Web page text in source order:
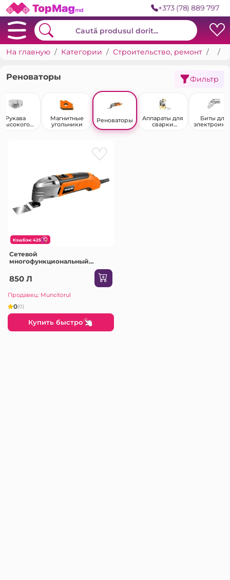
+373 (78) 889 797
На главную Категории Строительство, ремонт Инструменты
Реноваторы Фильтр
Рукава
высокого
Магнитные
угольники
Реноваторы
Аппараты для
сварки
Биты для
КэшБэк: 425
Сетевой
многофункциональный
инструмент-реноватор Wokin
230 В 300 Вт
850 Л
Продавец: Muncitorul
0(0)
Купить быстро